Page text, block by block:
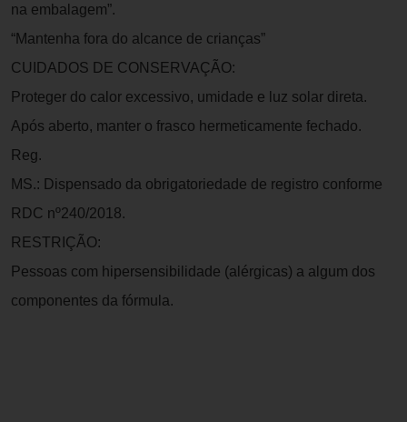
na embalagem”.
“Mantenha fora do alcance de crianças”
CUIDADOS DE CONSERVAÇÃO:
Proteger do calor excessivo, umidade e luz solar direta.
Após aberto, manter o frasco hermeticamente fechado.
Reg.
MS.: Dispensado da obrigatoriedade de registro conforme
RDC nº240/2018.
RESTRIÇÃO:
Pessoas com hipersensibilidade (alérgicas) a algum dos
componentes da fórmula.